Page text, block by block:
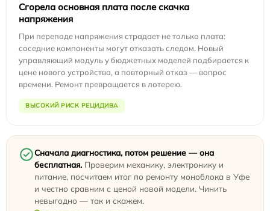
Сгорела основная плата после скачка
напряжения
При перепаде напряжения страдает не только плата:
соседние компоненты могут отказать следом. Новый
управляющий модуль у бюджетных моделей подбирается к
цене нового устройства, а повторный отказ — вопрос
времени. Ремонт превращается в лотерею.
ВЫСОКИЙ РИСК РЕЦИДИВА
Сначала диагностика, потом решение — она
бесплатная. Проверим механику, электронику и
питание, посчитаем итог по ремонту моноблока в Уфе
и честно сравним с ценой новой модели. Чинить
невыгодно — так и скажем.